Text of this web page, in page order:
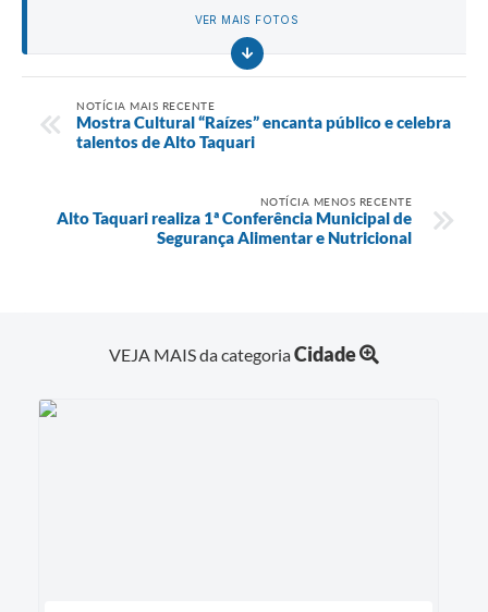
VER MAIS FOTOS
NOTÍCIA MAIS RECENTE
Mostra Cultural “Raízes” encanta público e celebra
talentos de Alto Taquari
NOTÍCIA MENOS RECENTE
Alto Taquari realiza 1ª Conferência Municipal de
Segurança Alimentar e Nutricional
VEJA MAIS da categoriaCidade